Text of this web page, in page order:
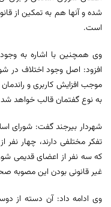
شده و آنها هم به تمکین از
است.
وی همچنین با اشاره به
افزود: اصل وجود اختلاف در
موجب افزایش کاربری و
به نوع گفتمان قالب خواهد
تفکر مختلفی دارند، چهار نفر
که سه نفر از اعضای قدیمی
غیر قانونی بودن این مصوبه
وی ادامه داد: آن دسته از